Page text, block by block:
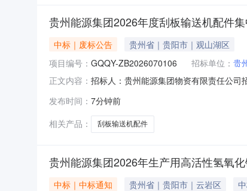
贵州能源集团2026年度刮板输送机配件
中标｜废标公告
贵州省｜贵阳市｜观山湖区
项目编号： GQQY-ZB2026070106 招标单位： 贵
正文内容： 招标人：贵州能源集团物资有限责任公
次）标段编号：GQQY-ZB2026070106-
示
发布时间： 7分钟前
相关产品：
刮板输送机配件
贵州能源集团2026年生产用高活性氢氧
中标｜中标通知 贵州省｜贵阳市｜云岩区